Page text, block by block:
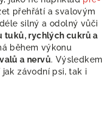
přehřátí a svalovým
silný a odolný vůči
tuků, rychlých cukrů a
během výkonu
a nervů. Výsledkem
závodní psi, tak i